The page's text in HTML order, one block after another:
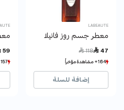
LABEAUTE
معطر جسم روز فانيلا
 47
Price reduced from
 118
164+ مشاهدة مؤخراً
176+ بيع مؤخراً
164+ مشاهدة مؤخراً
176+ بيع مؤخراً
إضافة للسلة
59
157+ مشاهدة مؤخراً
86+ بيع
157+ مشاهدة مؤخراً
86+ بيع